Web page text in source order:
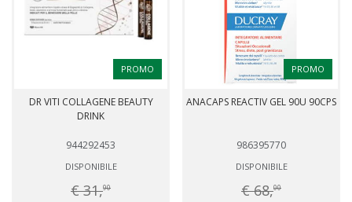
PROMO
DR VITI COLLAGENE BEAUTY
DRINK
944292453
DISPONIBILE
€ 31,90
PROMO
ANACAPS REACTIV GEL 90U 90CPS
986395770
DISPONIBILE
€ 68,00